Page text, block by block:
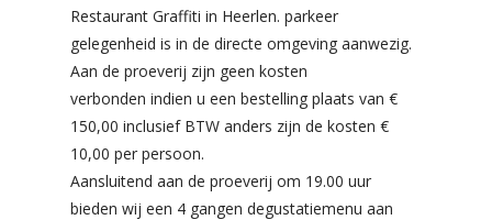
Restaurant Graffiti in Heerlen. parkeer
gelegenheid is in de directe omgeving aanwezig.
Aan de proeverij zijn geen kosten
verbonden indien u een bestelling plaats van €
150,00 inclusief BTW anders zijn de kosten €
10,00 per persoon.
Aansluitend aan de proeverij om 19.00 uur
bieden wij een 4 gangen degustatiemenu aan